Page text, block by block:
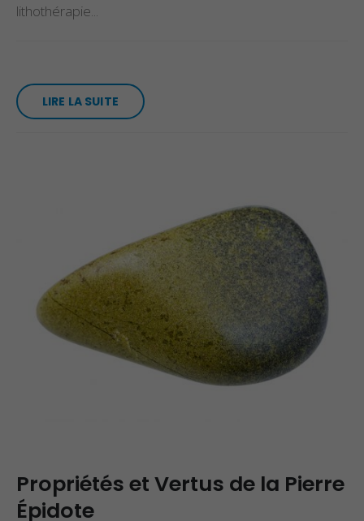
lithothérapie...
LIRE LA SUITE
Propriétés et Vertus de la Pierre
Épidote